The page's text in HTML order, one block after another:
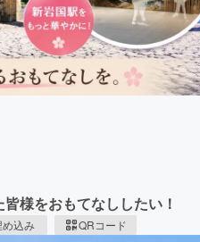
様をおもてなししたい！
め込み QRコード